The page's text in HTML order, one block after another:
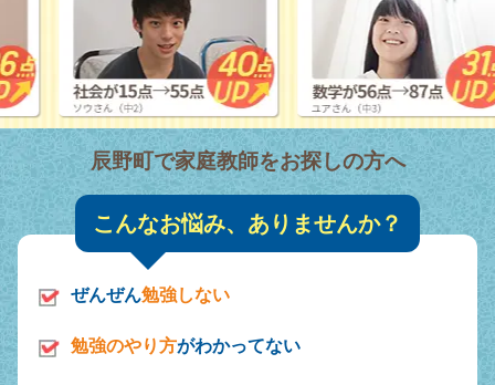
辰野町で家庭教師をお探しの方へ
こんなお悩み、ありませんか？
ぜんぜん勉強しない
勉強のやり方がわかってない